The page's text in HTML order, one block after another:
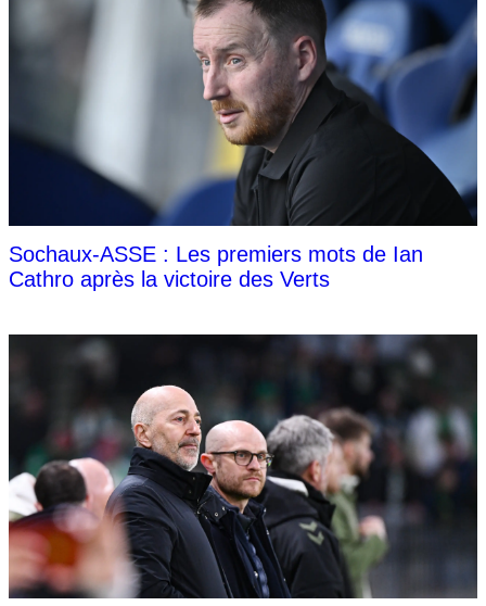
Sochaux-ASSE : Les premiers mots de Ian
Cathro après la victoire des Verts